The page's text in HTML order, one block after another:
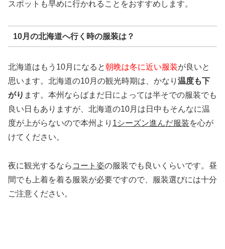
スポットも早めに行かれることをおすすめします。
10月の北海道へ行く時の服装は？
北海道はもう10月になると朝晩は冬に近い服装が良いと
思います。北海道の10月の観光時期は、かなり 温度も下
がり ます。本州ならばまだ日によっては半そでの服装でも
良い日もありますが、北海道の10月は日中もそんなに温
度が上がらないので本州より 1シーズン進んだ服装を心が
けてください。
夜に観光するなら コート姿の服装でも良いくらいです。昼
間でも上着を着る服装が必要ですので、服装選びには十分
ご注意ください。